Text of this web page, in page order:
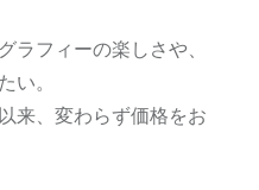
ラフィーの楽しさや、
い。
来、変わらず価格をお